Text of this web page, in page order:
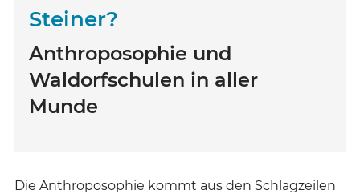
Steiner?
Anthroposophie und
Waldorfschulen in aller
Munde
Die Anthroposophie kommt aus den Schlagzeilen